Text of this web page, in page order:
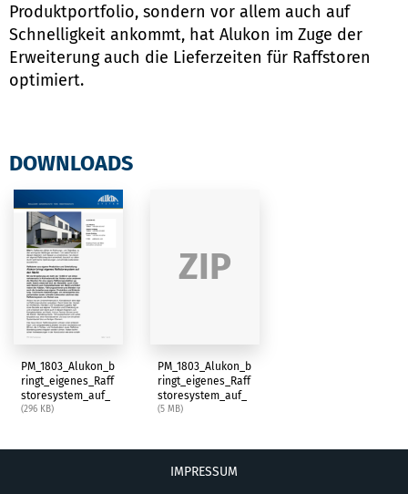
Produktportfolio, sondern vor allem auch auf
Schnelligkeit ankommt, hat Alukon im Zuge der
Erweiterung auch die Lieferzeiten für Raffstoren
optimiert.
DOWNLOADS
PM_1803_Alukon_b
ringt_eigenes_Raff
storesystem_auf_
den_Markt.pdf
(296 KB)
ZIP
PM_1803_Alukon_b
ringt_eigenes_Raff
storesystem_auf_
den_Markt.zip
(5 MB)
IMPRESSUM